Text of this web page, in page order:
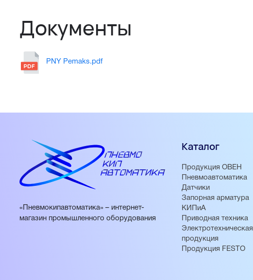
Документы
PNY Pemaks.pdf
«Пневмокипавтоматика» – интернет-
магазин промышленного оборудования
Каталог
Продукция ОВЕН
Пневмоавтоматика
Датчики
Запорная арматура
КИПиА
Приводная техника
Электротехническая
продукция
Продукция FESTO